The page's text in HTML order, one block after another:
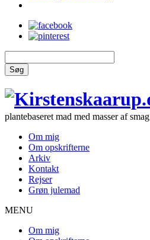
Søg
plantebaseret mad med masser af smag
Om mig
Om opskrifterne
Arkiv
Kontakt
Rejser
Grøn julemad
MENU
Om mig